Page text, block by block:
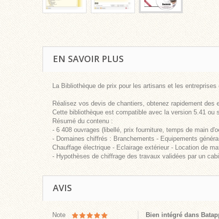
EN SAVOIR PLUS
La Bibliothèque de prix pour les artisans et les
Réalisez vos devis de chantiers, obtenez rapidement
Cette bibliothèque est compatible avec la version 5.41 ou
Résumé du contenu :
- 6 408 ouvrages (libellé, prix fourniture, temps de main
- Domaines chiffrés : Branchements - Equipements
Chauffage électrique - Eclairage extérieur - Location de
- Hypothèses de chiffrage des travaux validées par un
AVIS
Note Bien intégré dans